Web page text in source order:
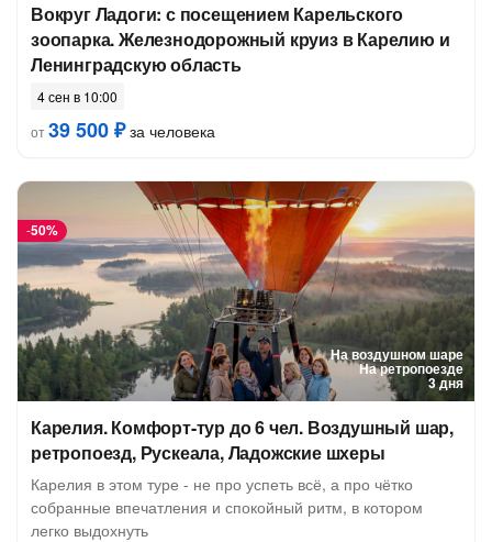
Вокруг Ладоги: с посещением Карельского
зоопарка. Железнодорожный круиз в Карелию и
Ленинградскую область
4 сен в 10:00
от39 500 ₽за человека
На воздушном шаре
На ретропоезде
3 дня
-50%
Карелия. Комфорт-тур до 6 чел. Воздушный шар,
ретропоезд, Рускеала, Ладожские шхеры
Карелия в этом туре - не про успеть всё, а про чётко
собранные впечатления и спокойный ритм, в котором
легко выдохнуть